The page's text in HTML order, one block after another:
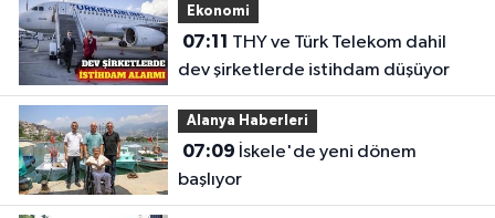
Ekonomi
07:11
dev şirketlerde istihdam düşüyor
Alanya Haberleri
07:09
başlıyor